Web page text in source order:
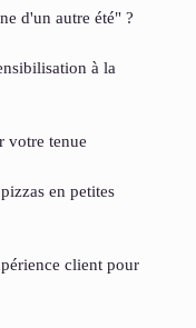
d'un autre été" ?
à la
votre tenue
en petites
client pour